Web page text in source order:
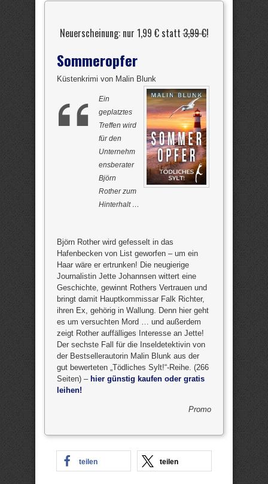
Neuerscheinung: nur 1,99 € statt3,99 €!
Sommeropfer
Küstenkrimi von Malin Blunk
Ein
geplatztes
Treffen wird
für den
Unternehm
ensberater
Björn
Rother zum
Hinterhalt …
Björn Rother wird gefesselt in das
Hafenbecken von List geworfen – um ein
Haar wäre er ertrunken! Die neugierige
Journalistin Jette Johannsen wittert eine
Geschichte, gewinnt Rothers Vertrauen und
bringt damit Hauptkommissar Falk Richter,
ihren Ex, gehörig in Wallung. Denn hier geht
es um versuchten Mord … und außerdem
zeigt Rother auffälliges Interesse an Jette!
Der sechste Fall für die Inseldetektivin von
der Bestsellerautorin Malin Blunk aus der
gut bewerteten „Tödliches Sylt!“-Reihe. (266
Seiten) – hier günstig kaufen oder gratis
leihen!
Promo
teilen teilen